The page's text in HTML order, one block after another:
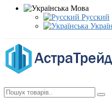
Мова
Русский